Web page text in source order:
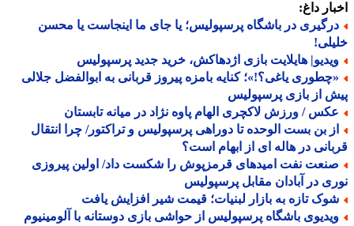
داغ:
در باشگاه پرسپولیس؛ یا جای ما اینجاست یا محسن
هایلایت بازی اژدهاکش، خرید جدید پرسپولیس
یاغی؟!»؛ کنایه بامزه پیروز قربانی به ابوالفضل جلالی
از بازی پرسپولیس
/ ورزش لاکچری الهام پاوه نژاد در میانه تابستان
بن بست الوحده تا دوراهی پرسپولیس و تراکتور/ چرا انتقال
در هاله ای از ابهام است؟
نفت امیدهای قرمزپوش را شکست داد/ اولین پیروزی
در آبادان مقابل پرسپولیس
تازه به بازار لبنیات؛ قیمت شیر افزایش یافت
باشگاه پرسپولیس از حواشی بازی دوستانه با آلومینیوم